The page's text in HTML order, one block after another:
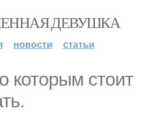
ДЕВУШКА
новости статьи
которым стоит